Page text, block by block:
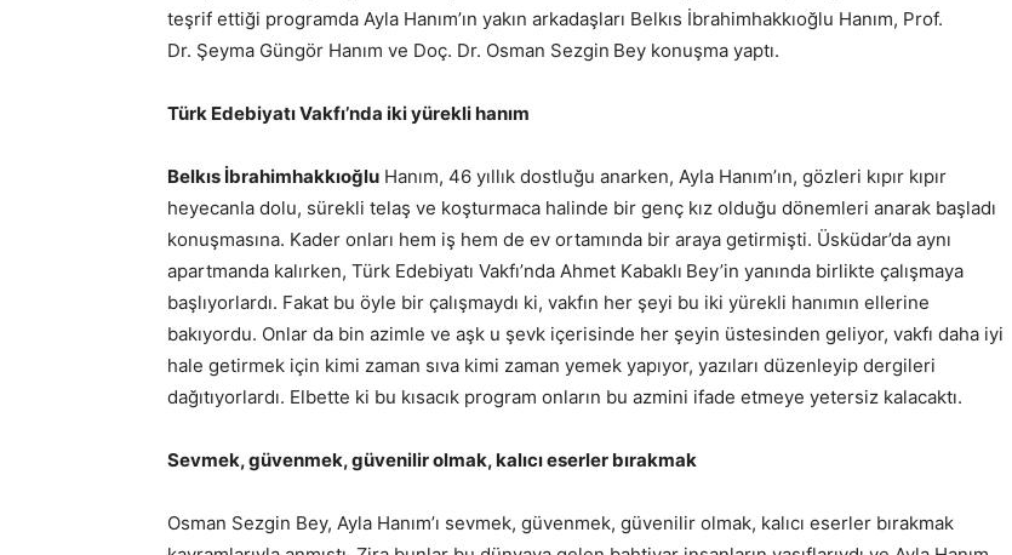
teşrif ettiği programda Ayla Hanım’ın yakın arkadaşları Belkıs İbrahimhakkıoğlu Hanım, Prof.
Dr. Şeyma Güngör Hanım ve Doç. Dr. Osman Sezgin Bey konuşma yaptı.
Türk Edebiyatı Vakfı’nda iki yürekli hanım
Belkıs İbrahimhakkıoğlu Hanım, 46 yıllık dostluğu anarken, Ayla Hanım’ın, gözleri kıpır kıpır
heyecanla dolu, sürekli telaş ve koşturmaca halinde bir genç kız olduğu dönemleri anarak başladı
konuşmasına. Kader onları hem iş hem de ev ortamında bir araya getirmişti. Üsküdar’da aynı
apartmanda kalırken, Türk Edebiyatı Vakfı’nda Ahmet Kabaklı Bey’in yanında birlikte çalışmaya
başlıyorlardı. Fakat bu öyle bir çalışmaydı ki, vakfın her şeyi bu iki yürekli hanımın ellerine
bakıyordu. Onlar da bin azimle ve aşk u şevk içerisinde her şeyin üstesinden geliyor, vakfı daha iyi
hale getirmek için kimi zaman sıva kimi zaman yemek yapıyor, yazıları düzenleyip dergileri
dağıtıyorlardı. Elbette ki bu kısacık program onların bu azmini ifade etmeye yetersiz kalacaktı.
Sevmek, güvenmek, güvenilir olmak, kalıcı eserler bırakmak
Osman Sezgin Bey, Ayla Hanım’ı sevmek, güvenmek, güvenilir olmak, kalıcı eserler bırakmak